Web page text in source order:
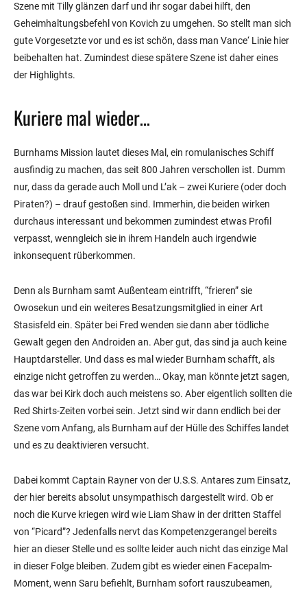
Szene mit Tilly glänzen darf und ihr sogar dabei hilft, den
Geheimhaltungsbefehl von Kovich zu umgehen. So stellt man sich
gute Vorgesetzte vor und es ist schön, dass man Vance‘ Linie hier
beibehalten hat. Zumindest diese spätere Szene ist daher eines
der Highlights.
Kuriere mal wieder…
Burnhams Mission lautet dieses Mal, ein romulanisches Schiff
ausfindig zu machen, das seit 800 Jahren verschollen ist. Dumm
nur, dass da gerade auch Moll und L’ak – zwei Kuriere (oder doch
Piraten?) – drauf gestoßen sind. Immerhin, die beiden wirken
durchaus interessant und bekommen zumindest etwas Profil
verpasst, wenngleich sie in ihrem Handeln auch irgendwie
inkonsequent rüberkommen.
Denn als Burnham samt Außenteam eintrifft, “frieren” sie
Owosekun und ein weiteres Besatzungsmitglied in einer Art
Stasisfeld ein. Später bei Fred wenden sie dann aber tödliche
Gewalt gegen den Androiden an. Aber gut, das sind ja auch keine
Hauptdarsteller. Und dass es mal wieder Burnham schafft, als
einzige nicht getroffen zu werden… Okay, man könnte jetzt sagen,
das war bei Kirk doch auch meistens so. Aber eigentlich sollten die
Red Shirts-Zeiten vorbei sein. Jetzt sind wir dann endlich bei der
Szene vom Anfang, als Burnham auf der Hülle des Schiffes landet
und es zu deaktivieren versucht.
Dabei kommt Captain Rayner von der U.S.S. Antares zum Einsatz,
der hier bereits absolut unsympathisch dargestellt wird. Ob er
noch die Kurve kriegen wird wie Liam Shaw in der dritten Staffel
von “Picard”? Jedenfalls nervt das Kompetenzgerangel bereits
hier an dieser Stelle und es sollte leider auch nicht das einzige Mal
in dieser Folge bleiben. Zudem gibt es wieder einen Facepalm-
Moment, wenn Saru befiehlt, Burnham sofort rauszubeamen,